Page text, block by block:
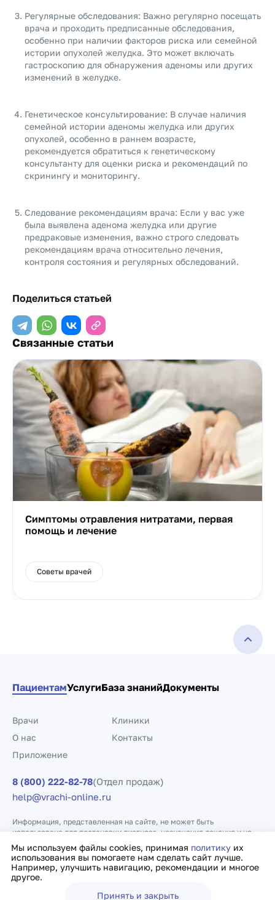
Регулярные обследования: Важно регулярно посещать
врача и проходить предписанные обследования,
особенно при наличии факторов риска или семейной
истории опухолей желудка. Это может включать
гастроскопию для обнаружения аденомы или других
изменений в желудке.
Генетическое консультирование: В случае наличия
семейной истории аденомы желудка или других
опухолей, особенно в раннем возрасте,
рекомендуется обратиться к генетическому
консультанту для оценки риска и рекомендаций по
скринингу и мониторингу.
Следование рекомендациям врача: Если у вас уже
была выявлена аденома желудка или другие
предраковые изменения, важно строго следовать
рекомендациям врача относительно лечения,
контроля состояния и регулярных обследований.
Поделиться статьей
Связанные статьи
Симптомы отравления нитратами, первая
помощь и лечение
Советы врачей
Мы используем файлы cookies, принимая политику их
использования вы помогаете нам сделать сайт лучше.
Например, улучшить навигацию, рекомендации и многое
другое.
Принять и закрыть
ПациентамУслугиБаза знанийДокументы
Врачи
Клиники
О нас
Контакты
Приложение
8 (800) 222-82-78(Отдел продаж)
help@vrachi-online.ru
Информация, представленная на сайте, не может быть
использована для постановки диагноза, назначения лечения и не
заменяет прием врача.
Политика конфиденциальности Договор оферты